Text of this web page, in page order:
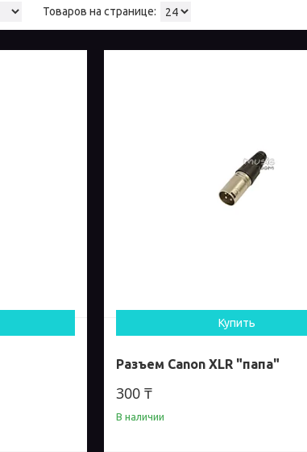
Купить
Разъем Canon XLR "папа"
300 ₸
В наличии